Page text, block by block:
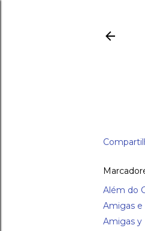
Além do
Amigas e
Amigas y